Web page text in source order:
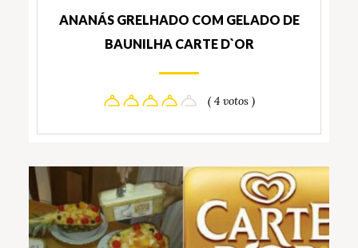
ANANÁS GRELHADO COM GELADO DE
BAUNILHA CARTE D`OR
( 4 votos )